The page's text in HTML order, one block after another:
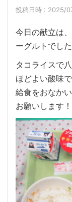
投稿日時 : 2025/
今日の献立は
ーグルトでした
タコライスで
ほどよい酸味
給食をおなか
お願いします！